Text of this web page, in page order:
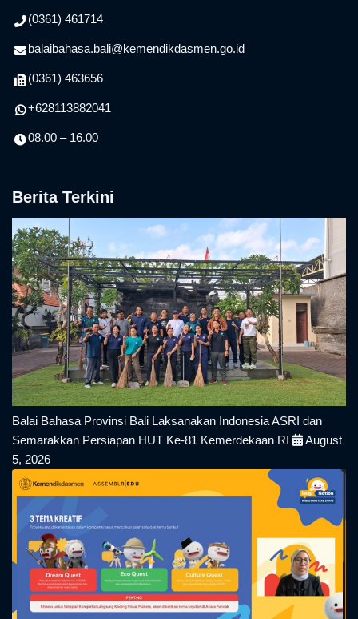
(0361) 461714
balaibahasa.bali@kemendikdasmen.go.id
(0361) 463656
+628113882041
08.00 – 16.00
Berita Terkini
Balai Bahasa Provinsi Bali Laksanakan Indonesia ASRI dan
Semarakkan Persiapan HUT Ke-81 Kemerdekaan RI
August
5, 2026